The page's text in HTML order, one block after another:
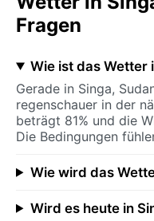
Fragen
Wie ist das Wetter
Gerade in Singa,
regenschauer in der
beträgt 81% und die
Die Bedingungen
Wie wird das
Wird es heute in